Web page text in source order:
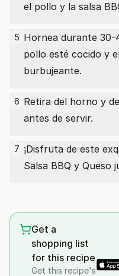
el pollo y la salsa
5 Hornea durante 30-
pollo esté cocido y
burbujeante.
6 Retira del horno y
antes de servir.
7 ¡Disfruta de este
Salsa BBQ y Queso
Get a
shopping list
for this recipe
Get this recipe's